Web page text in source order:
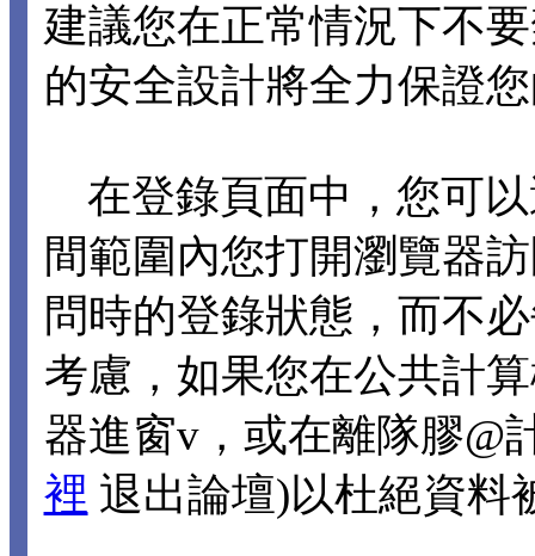
建議您在正常情況下不
的安全設計將全力保證
在登錄頁面中，您可以
間範圍內您打開瀏覽器
問時的登錄狀態，而不
考慮，如果您在公共計
器進窗v，或在離隊膠@
裡 退出論壇)以杜絕資料